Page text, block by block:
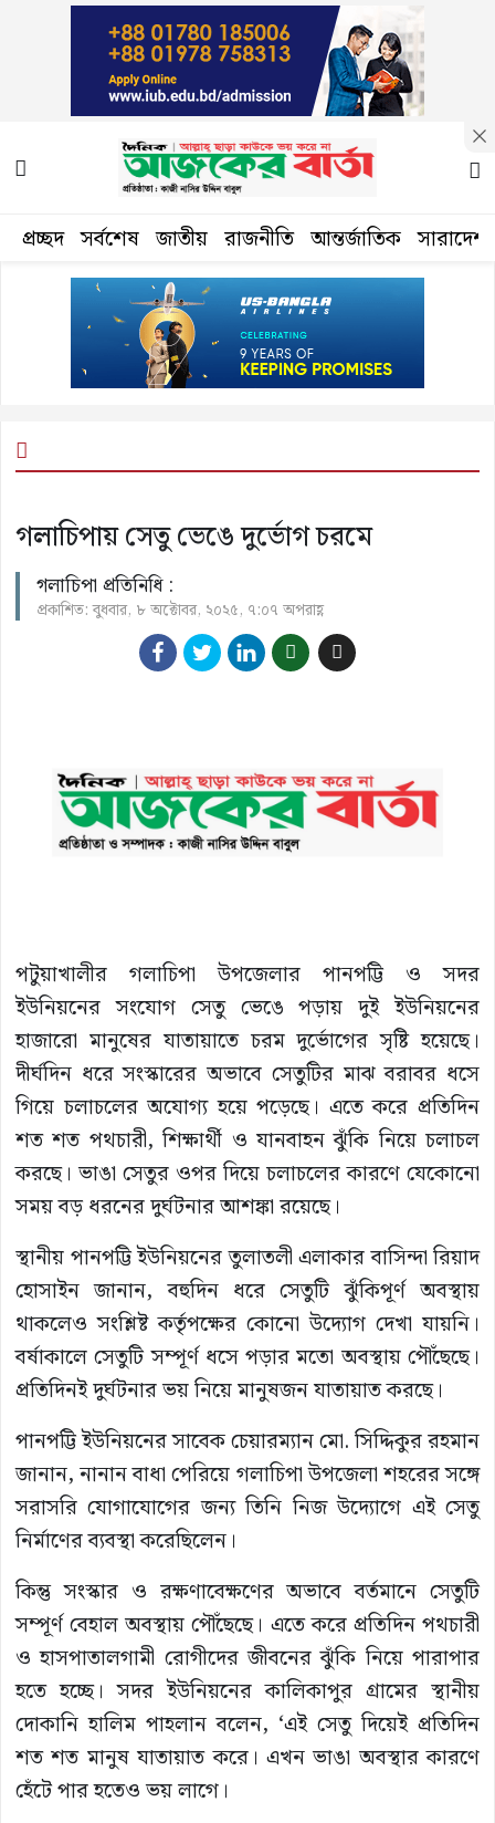
প্রচ্ছদ সর্বশেষ জাতীয় রাজনীতি আন্তর্জাতিক সারাদেশ
গলাচিপায় সেতু ভেঙে দুর্ভোগ চরমে
গলাচিপা প্রতিনিধি :
প্রকাশিত: বুধবার, ৮ অক্টোবর, ২০২৫, ৭:০৭ অপরাহ্ণ
পটুয়াখালীর গলাচিপা উপজেলার পানপট্টি ও সদর
ইউনিয়নের সংযোগ সেতু ভেঙে পড়ায় দুই ইউনিয়নের
হাজারো মানুষের যাতায়াতে চরম দুর্ভোগের সৃষ্টি হয়েছে।
দীর্ঘদিন ধরে সংস্কারের অভাবে সেতুটির মাঝ বরাবর ধসে
গিয়ে চলাচলের অযোগ্য হয়ে পড়েছে। এতে করে প্রতিদিন
শত শত পথচারী, শিক্ষার্থী ও যানবাহন ঝুঁকি নিয়ে চলাচল
করছে। ভাঙা সেতুর ওপর দিয়ে চলাচলের কারণে যেকোনো
সময় বড় ধরনের দুর্ঘটনার আশঙ্কা রয়েছে।
স্থানীয় পানপট্টি ইউনিয়নের তুলাতলী এলাকার বাসিন্দা রিয়াদ
হোসাইন জানান, বহুদিন ধরে সেতুটি ঝুঁকিপূর্ণ অবস্থায়
থাকলেও সংশ্লিষ্ট কর্তৃপক্ষের কোনো উদ্যোগ দেখা যায়নি।
বর্ষাকালে সেতুটি সম্পূর্ণ ধসে পড়ার মতো অবস্থায় পৌঁছেছে।
প্রতিদিনই দুর্ঘটনার ভয় নিয়ে মানুষজন যাতায়াত করছে।
পানপট্টি ইউনিয়নের সাবেক চেয়ারম্যান মো. সিদ্দিকুর রহমান
জানান, নানান বাধা পেরিয়ে গলাচিপা উপজেলা শহরের সঙ্গে
সরাসরি যোগাযোগের জন্য তিনি নিজ উদ্যোগে এই সেতু
নির্মাণের ব্যবস্থা করেছিলেন।
কিন্তু সংস্কার ও রক্ষণাবেক্ষণের অভাবে বর্তমানে সেতুটি
সম্পূর্ণ বেহাল অবস্থায় পৌঁছেছে। এতে করে প্রতিদিন পথচারী
ও হাসপাতালগামী রোগীদের জীবনের ঝুঁকি নিয়ে পারাপার
হতে হচ্ছে। সদর ইউনিয়নের কালিকাপুর গ্রামের স্থানীয়
দোকানি হালিম পাহলান বলেন, ‘এই সেতু দিয়েই প্রতিদিন
শত শত মানুষ যাতায়াত করে। এখন ভাঙা অবস্থার কারণে
হেঁটে পার হতেও ভয় লাগে।